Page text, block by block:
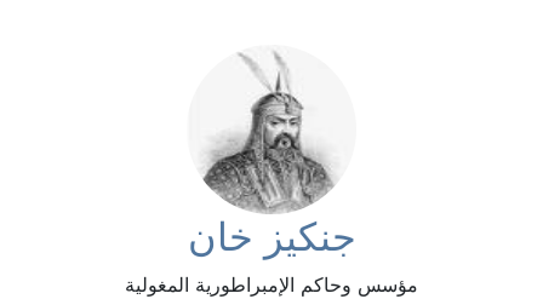
جنكيز خان
مؤسس وحاكم الإمبراطورية المغولية